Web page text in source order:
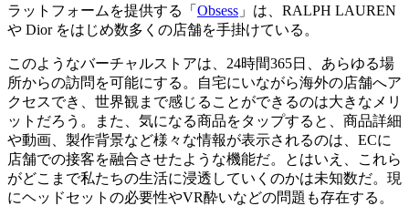
ラットフォームを提供する「 Obsess 」は、RALPH LAUREN
や Dior をはじめ数多くの店舗を手掛けている。
このようなバーチャルストアは、24時間365日、あらゆる場
所からの訪問を可能にする。自宅にいながら海外の店舗へア
クセスでき、世界観まで感じることができるのは大きなメリ
ットだろう。また、気になる商品をタップすると、商品詳細
や動画、製作背景など様々な情報が表示されるのは、ECに
店舗での接客を融合させたような機能だ。とはいえ、これら
がどこまで私たちの生活に浸透していくのかは未知数だ。現
にヘッドセットの必要性やVR酔いなどの問題も存在する。